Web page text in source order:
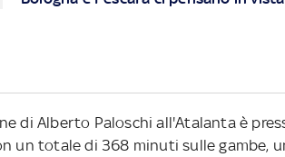
di Alberto Paloschi all'Atalanta è
un totale di 368 minuti sulle gambe,